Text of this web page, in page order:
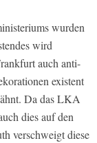
wurden
wird
auch anti-
existent
Da das LKA
dies auf den
verschweigt diese